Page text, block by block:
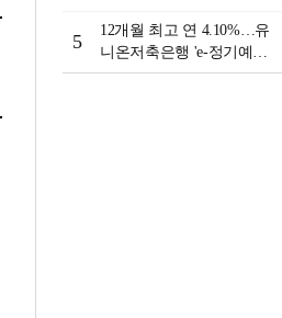
리-8월 2주]
5
12개월 최고 연 4.10%…유
니온저축은행 'e-정기예
금'[이주의 저축은행 예금금